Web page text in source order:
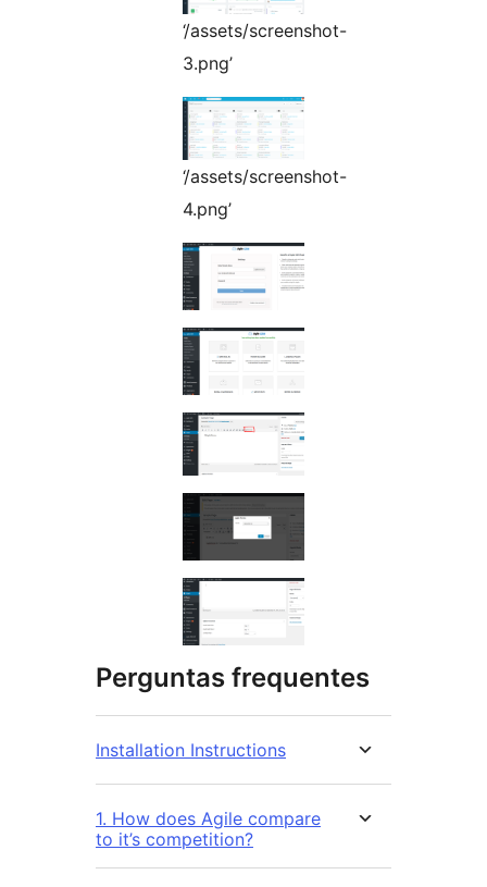
‘/assets/screenshot-
3.png’
‘/assets/screenshot-
4.png’
Perguntas frequentes
Installation Instructions
1. How does Agile compare
to it’s competition?